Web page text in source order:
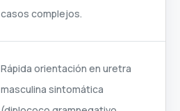
casos complejos.
Rápida orientación en uretra
masculina sintomática